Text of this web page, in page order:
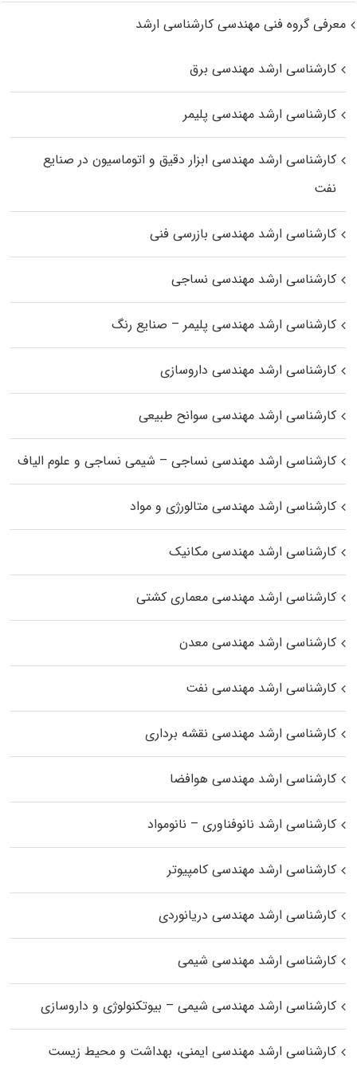
معرفی گروه فنی مهندسی کارشناسی ارشد
کارشناسی ارشد مهندسی برق
کارشناسی ارشد مهندسی پلیمر
کارشناسی ارشد مهندسی ابزار دقیق و اتوماسیون در صنایع
نفت
کارشناسی ارشد مهندسی بازرسی فنی
کارشناسی ارشد مهندسی نساجی
کارشناسی ارشد مهندسی پلیمر – صنایع رنگ
کارشناسی ارشد مهندسی داروسازی
کارشناسی ارشد مهندسی سوانح طبیعی
کارشناسی ارشد مهندسی نساجی – شیمی نساجی و علوم الیاف
کارشناسی ارشد مهندسی متالورژی و مواد
کارشناسی ارشد مهندسی مکانیک
کارشناسی ارشد مهندسی معماری کشتی
کارشناسی ارشد مهندسی معدن
کارشناسی ارشد مهندسی نفت
کارشناسی ارشد مهندسی نقشه برداری
کارشناسی ارشد مهندسی هوافضا
کارشناسی ارشد نانوفناوری – نانومواد
کارشناسی ارشد مهندسی کامپیوتر
کارشناسی ارشد مهندسی دریانوردی
کارشناسی ارشد مهندسی شیمی
کارشناسی ارشد مهندسی شیمی – بیوتکنولوژی و داروسازی
کارشناسی ارشد مهندسی ایمنی، بهداشت و محیط زیست